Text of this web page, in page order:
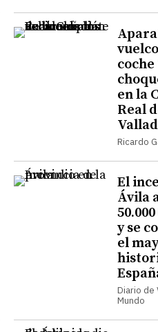
en la
Real
Ricardo
El
Ávila
y se
el
Diario de
Mundo